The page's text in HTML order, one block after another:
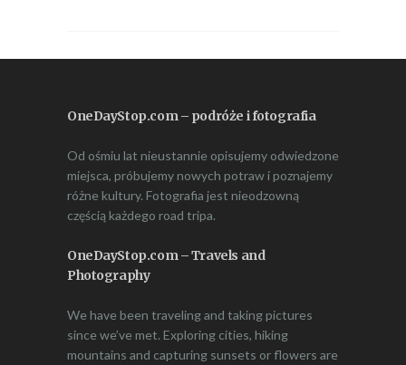
OneDayStop.com – podróże i fotografia
Od ośmiu lat nieustannie opisujemy odwiedzone
miejsca, próbujemy nowych potraw i poznajemy
różne kultury. Fotografia jest nieodzowną
częścią każdego road tripa.
OneDayStop.com – Travels and
Photography
We have been traveling and taking pictures
since we’ve met. Exploring cities, hiking
mountains and capturing sunsets or flowers are